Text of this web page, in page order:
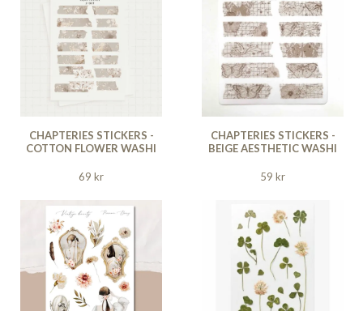
CHAPTERIES STICKERS -
COTTON FLOWER WASHI
69 kr
CHAPTERIES STICKERS -
BEIGE AESTHETIC WASHI
59 kr